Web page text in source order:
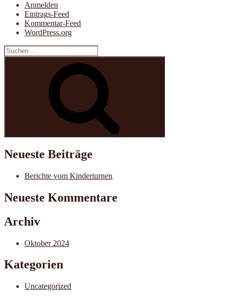
Anmelden
Eintrags-Feed
Kommentar-Feed
WordPress.org
Suche
nach:
Neueste Beiträge
Berichte vom Kinderturnen
Neueste Kommentare
Archiv
Oktober 2024
Kategorien
Uncategorized